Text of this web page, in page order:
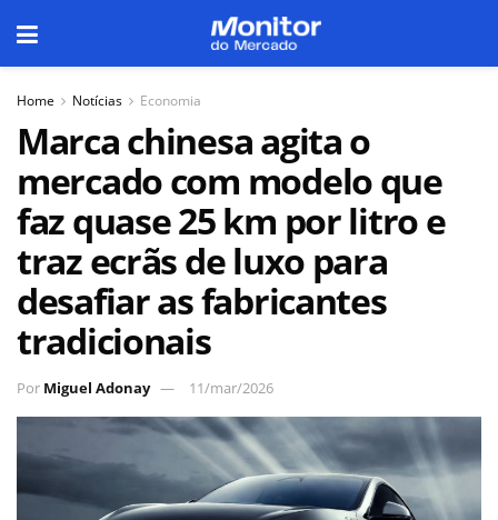
Home Notícias Economia
Marca chinesa agita o
mercado com modelo que
faz quase 25 km por litro e
traz ecrãs de luxo para
desafiar as fabricantes
tradicionais
Por Miguel Adonay 11/mar/2026